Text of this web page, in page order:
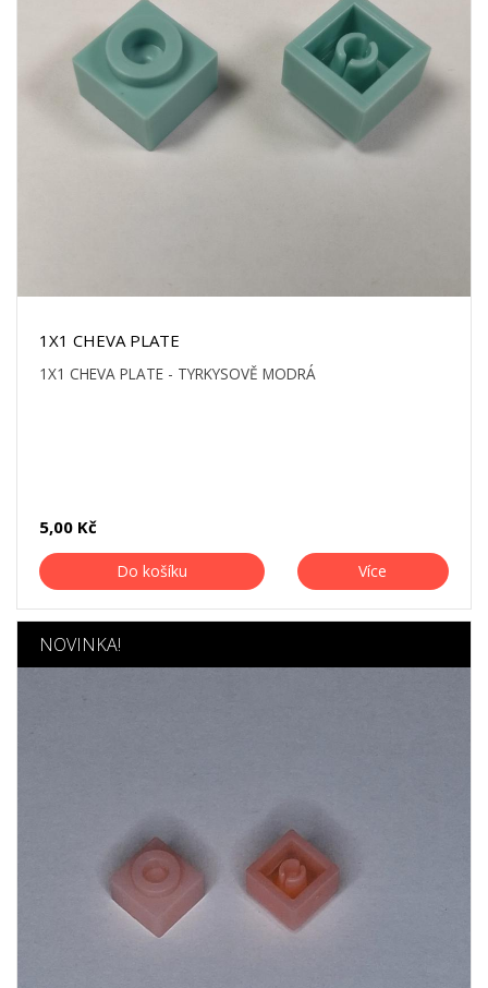
1X1 CHEVA PLATE
1X1 CHEVA PLATE - TYRKYSOVĚ MODRÁ
5,00 Kč
Do košíku Více
NOVINKA!